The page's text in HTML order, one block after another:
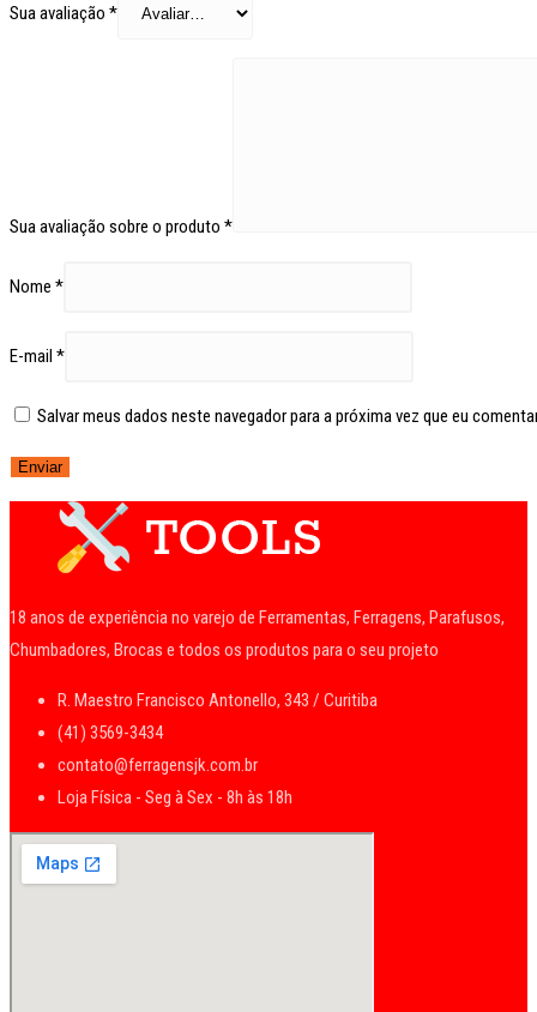
Sua avaliação *
Sua avaliação sobre o produto *
Nome *
E-mail *
Salvar meus dados neste navegador para a próxima vez que eu
18 anos de experiência no varejo de Ferramentas, Ferragens, Parafusos,
Chumbadores, Brocas e todos os produtos para o seu projeto
R. Maestro Francisco Antonello, 343 / Curitiba
(41) 3569-3434
contato@ferragensjk.com.br
Loja Física - Seg à Sex - 8h às 18h